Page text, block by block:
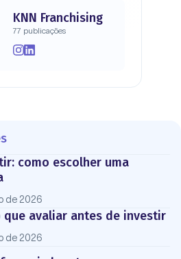
KNN Franchising
77 publicações
como escolher uma
de 2026
que avaliar antes de investir
de 2026